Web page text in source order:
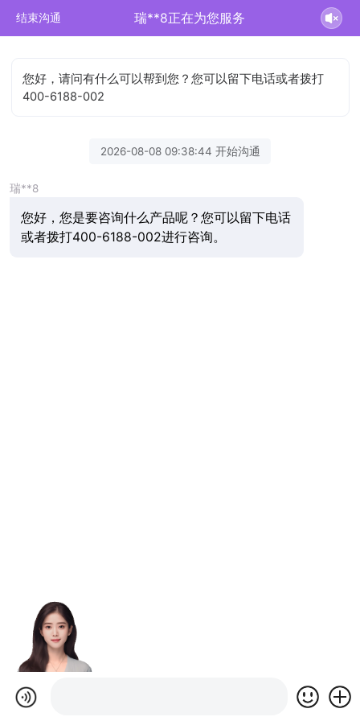
结束沟通 瑞**8正在为您服务
您好，请问有什么可以帮到您？您可以留下电话或者拨打
400-6188-002
2026-08-08 09:38:44 开始沟通
瑞**8
您好，您是要咨询什么产品呢？您可以留下电话
或者拨打400-6188-002进行咨询。